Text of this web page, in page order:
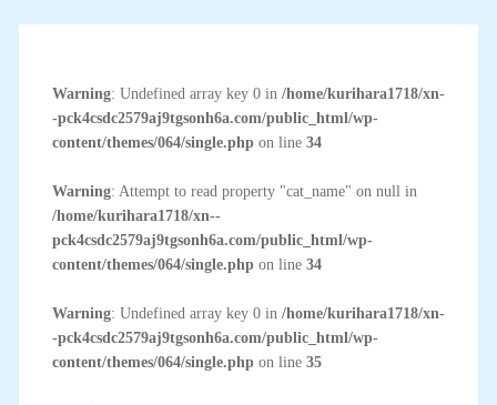
Warning: Undefined array key 0 in /home/kurihara1718/xn-
-pck4csdc2579aj9tgsonh6a.com/public_html/wp-
content/themes/064/single.phpon line 34
Warning: Attempt to read property "cat_name" on null in
/home/kurihara1718/xn--
pck4csdc2579aj9tgsonh6a.com/public_html/wp-
content/themes/064/single.phpon line 34
Warning: Undefined array key 0 in /home/kurihara1718/xn-
-pck4csdc2579aj9tgsonh6a.com/public_html/wp-
content/themes/064/single.phpon line 35